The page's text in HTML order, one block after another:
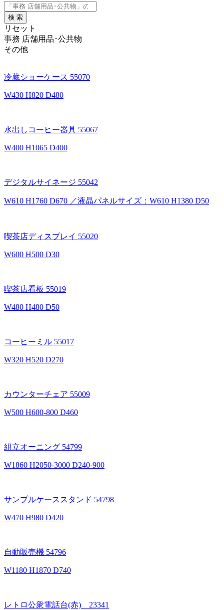
検 索
リセット
事務 店舗用品･公共物
その他
冷蔵ショーケース 55070
W430 H820 D480
水出しコーヒー器具 55067
W400 H1065 D400
デジタルサイネージ 55042
W610 H1760 D670 ／液晶パネルサイズ：W610 H1380 D50
喫茶店ディスプレイ 55020
W600 H500 D30
喫茶店看板 55019
W480 H480 D50
コーヒーミル 55017
W320 H520 D270
カウンターチェア 55009
W500 H600-800 D460
組立オーニング 54799
W1860 H2050-3000 D240-900
サンプルケーススタンド 54798
W470 H980 D420
自動販売機 54796
W1180 H1870 D740
レトロ公衆電話台(赤) 23341